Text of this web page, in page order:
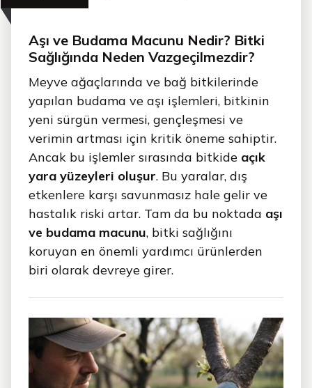
Aşı ve Budama Macunu Nedir? Bitki
Sağlığında Neden Vazgeçilmezdir?
Meyve ağaçlarında ve bağ bitkilerinde
yapılan budama ve aşı işlemleri, bitkinin
yeni sürgün vermesi, gençleşmesi ve
verimin artması için kritik öneme sahiptir.
Ancak bu işlemler sırasında bitkide açık
yara yüzeyleri oluşur. Bu yaralar, dış
etkenlere karşı savunmasız hale gelir ve
hastalık riski artar. Tam da bu noktada aşı
ve budama macunu, bitki sağlığını
koruyan en önemli yardımcı ürünlerden
biri olarak devreye girer.